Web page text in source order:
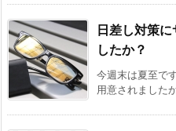
日差し対策
したか？
今週末は夏至で
用意されました